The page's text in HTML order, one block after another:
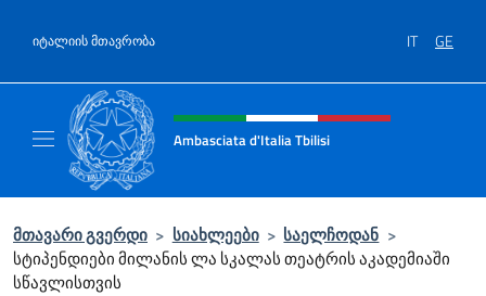
იტალიის მთავრობა IT GE
Header, social and menu of site
Ambasciata d'Italia Tbilisi
მთავარი გვერდი > სიახლეები > საელჩოდან >
სტიპენდიები მილანის ლა სკალას თეატრის აკადემიაში
სწავლისთვის